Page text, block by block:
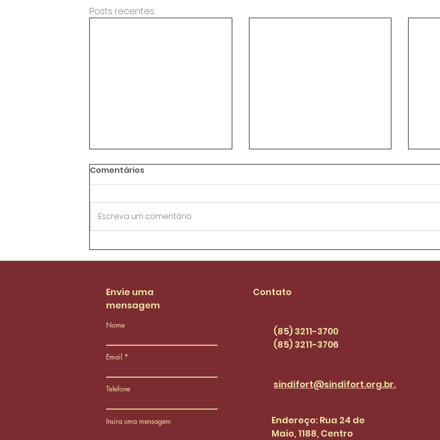
Posts recentes
Agentes de trânsito da
AMC aprovam proposta
PCCS
Aílton Lopes assume
mandato e se
pautas dos
Comentários
Escreva um comentário
Envie uma
mensagem
Nome
Email
Telefone
Insira uma mensagem
Contato
(85) 3211-3700
(85) 3211-3706
sindifort@sindifort.org.br.
Endereço: Rua 24 de
Maio, 1188, Centro